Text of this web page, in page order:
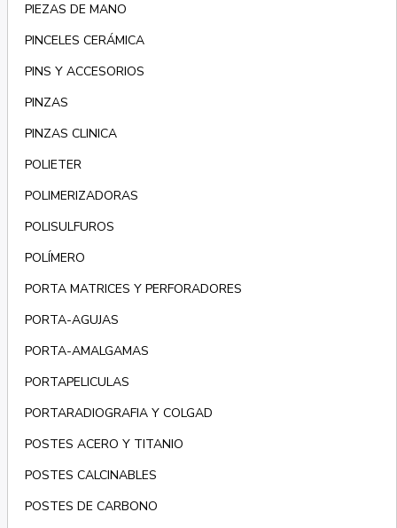
PIEZAS DE MANO
PINCELES CERÁMICA
PINS Y ACCESORIOS
PINZAS
PINZAS CLINICA
POLIETER
POLIMERIZADORAS
POLISULFUROS
POLÍMERO
PORTA MATRICES Y PERFORADORES
PORTA-AGUJAS
PORTA-AMALGAMAS
PORTAPELICULAS
PORTARADIOGRAFIA Y COLGAD
POSTES ACERO Y TITANIO
POSTES CALCINABLES
POSTES DE CARBONO